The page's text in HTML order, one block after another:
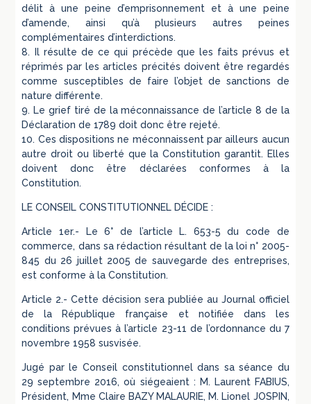
délit à une peine d’emprisonnement et à une peine
d’amende, ainsi qu’à plusieurs autres peines
complémentaires d’interdictions.
8. Il résulte de ce qui précède que les faits prévus et
réprimés par les articles précités doivent être regardés
comme susceptibles de faire l’objet de sanctions de
nature différente.
9. Le grief tiré de la méconnaissance de l’article 8 de la
Déclaration de 1789 doit donc être rejeté.
10. Ces dispositions ne méconnaissent par ailleurs aucun
autre droit ou liberté que la Constitution garantit. Elles
doivent donc être déclarées conformes à la
Constitution.
LE CONSEIL CONSTITUTIONNEL DÉCIDE :
Article 1er.- Le 6° de l’article L. 653-5 du code de
commerce, dans sa rédaction résultant de la loi n° 2005-
845 du 26 juillet 2005 de sauvegarde des entreprises,
est conforme à la Constitution.
Article 2.- Cette décision sera publiée au Journal officiel
de la République française et notifiée dans les
conditions prévues à l’article 23-11 de l’ordonnance du 7
novembre 1958 susvisée.
Jugé par le Conseil constitutionnel dans sa séance du
29 septembre 2016, où siégeaient : M. Laurent FABIUS,
Président, Mme Claire BAZY MALAURIE, M. Lionel JOSPIN,